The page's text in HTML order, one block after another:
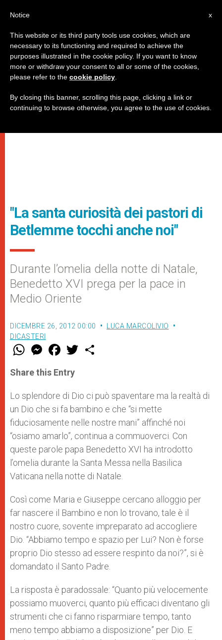
"La santa curiosità dei pastori di
Betlemme tocchi anche noi"
Durante l’omelia della notte di Natale,
Benedetto XVI prega per la pace in
Medio Oriente
DICEMBRE 26, 2012 00:00
LUCA MARCOLIVIO
DICASTERI
W
t
s
p
p
M
e
s
e
g
e
r
F
a
e
b
o
k
w
r
Share this Entry
Lo splendore di Dio ci può spaventare ma la realtà di
un Dio che si fa bambino e che “si mette
fiduciosamente nelle nostre mani” affinché noi
“osiamo amarlo”, continua a commuoverci. Con
queste parole papa Benedetto XVI ha introdotto
l’omelia durante la Santa Messa nella Basilica
Vaticana nella notte di Natale.
Così come Maria e Giuseppe cercano alloggio per
far nascere il Bambino e non lo trovano, tale è il
nostro cuore, sovente impreparato ad accogliere
Dio. “Abbiamo tempo e spazio per Lui? Non è forse
proprio Dio stesso ad essere respinto da noi?”, si è
domandato il Santo Padre.
La risposta è paradossale: “Quanto più velocemente
possiamo muoverci, quanto più efficaci diventano gli
strumenti che ci fanno risparmiare tempo, tanto
meno tempo abbiamo a disposizione” per Dio. E
x
Notice
This website or its third party tools use cookies, which are
necessary to its functioning and required to achieve the
purposes illustrated in the cookie policy. If you want to know
more or withdraw your consent to all or some of the cookies,
please refer to the cookie policy
By closing this banner, scrolling this page, clicking a link or
continuing to browse otherwise, you agree to the use of cookies.